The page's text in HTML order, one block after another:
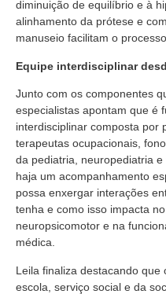
diminuição de equilíbrio e à
alinhamento da prótese e
manuseio facilitam o
Equipe interdisciplinar
Junto com os componentes
especialistas apontam que é
interdisciplinar composta por
terapeutas ocupacionais,
da pediatria, neuropediatria
haja um acompanhamento
possa enxergar interações
tenha e como isso impacta
neuropsicomotor e na
médica.
Leila finaliza destacando que
escola, serviço social e da